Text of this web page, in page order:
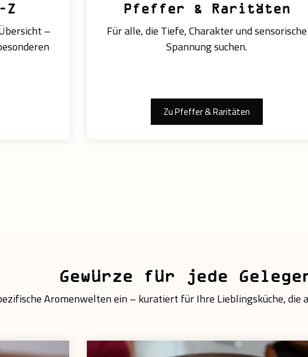
–
Pfeffer & Raritäten
Für alle, die Tiefe, Charakter und sensorische
Spannung suchen.
Zu Pfeffer & Raritäten
Gewürze für jede
Aromenwelten ein – kuratiert für Ihre Lieblingsküche, die